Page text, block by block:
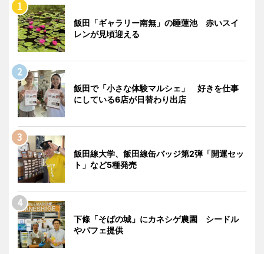
飯田「ギャラリー南無」の睡蓮池 赤いスイ
レンが見頃迎える
飯田で「小さな体験マルシェ」 好きを仕事
にしている6店が日替わり出店
飯田線大学、飯田線缶バッジ第2弾「開運セッ
ト」など5種発売
下條「そばの城」にカネシゲ農園 シードル
やパフェ提供